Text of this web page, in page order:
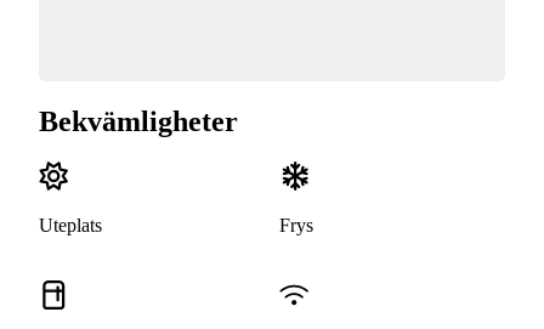
Bekvämligheter
Uteplats Frys